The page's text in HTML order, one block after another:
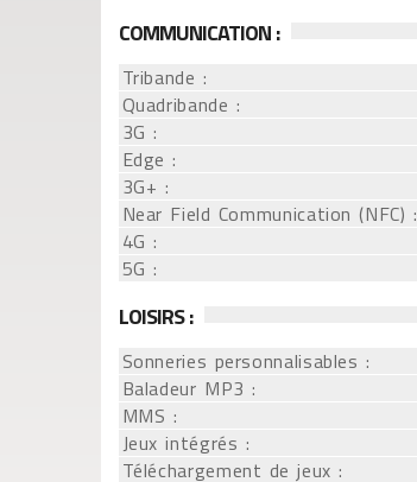
COMMUNICATION :
Tribande :
Quadribande :
3G :
Edge :
3G+ :
Near Field Communication (NFC) :
4G :
5G :
LOISIRS :
Sonneries personnalisables :
Baladeur MP3 :
MMS :
Jeux intégrés :
Téléchargement de jeux :